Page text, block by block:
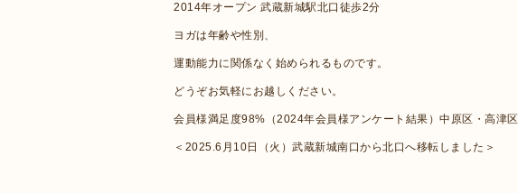
2014年オープン 武蔵新城駅北口徒歩2分
ヨガは年齢や性別、
運動能力に関係なく始められるものです。
どうぞお気軽にお越しください。
会員様満足度98%（2024年会員様アンケート結果）中原区・高津区
＜2025.6月10日（火）武蔵新城南口から北口へ移転しました＞